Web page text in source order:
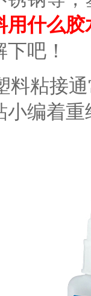
用什么胶
吧！
料粘接
小编着